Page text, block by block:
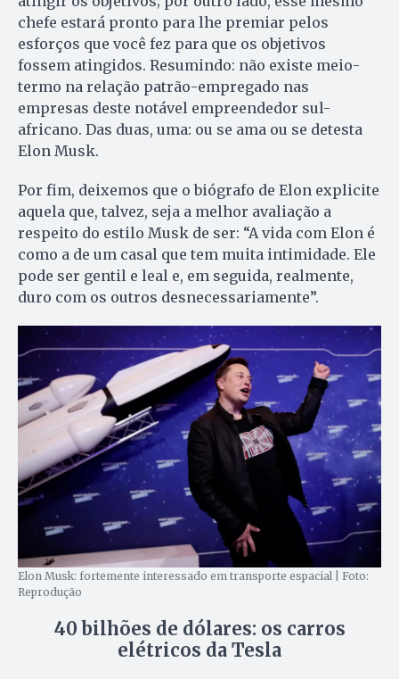
chefe estará pronto para lhe premiar pelos
esforços que você fez para que os objetivos
fossem atingidos. Resumindo: não existe meio-
termo na relação patrão-empregado nas
empresas deste notável empreendedor sul-
africano. Das duas, uma: ou se ama ou se detesta
Elon Musk.
Por fim, deixemos que o biógrafo de Elon explicite
aquela que, talvez, seja a melhor avaliação a
respeito do estilo Musk de ser: “A vida com Elon é
como a de um casal que tem muita intimidade. Ele
pode ser gentil e leal e, em seguida, realmente,
duro com os outros desnecessariamente”.
Elon Musk: fortemente interessado em transporte espacial | Foto:
Reprodução
40 bilhões de dólares: os carros
elétricos da Tesla